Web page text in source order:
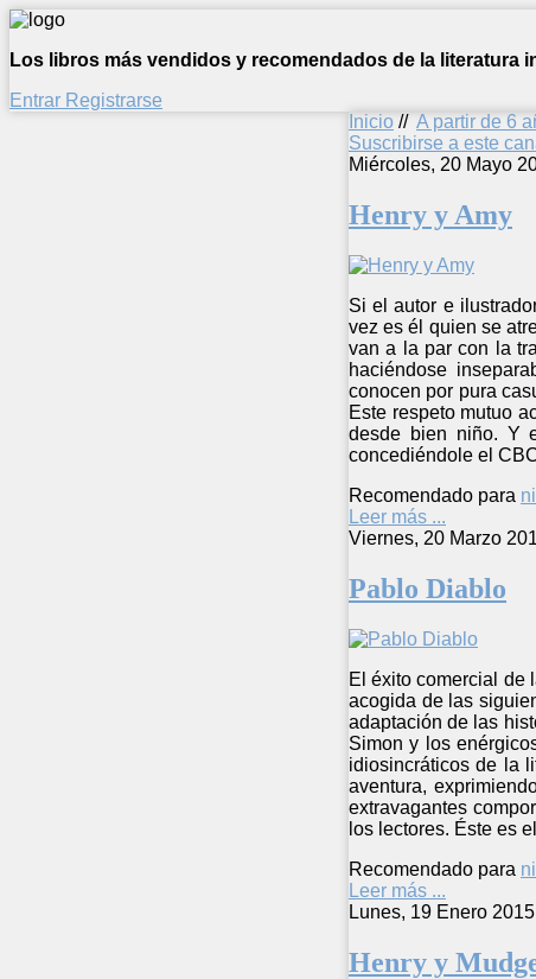
Los libros más vendidos y recomendados de la literatura
Entrar Registrarse
Inicio // A partir de 6
Suscribirse a este
Miércoles, 20 Mayo
Henry y Amy
Si el autor e
vez es él quien se
van a la par con la
haciéndose
conocen por pura
Este respeto mutuo
desde bien niño. Y
concediéndole el
Recomendado para
Leer más ...
Viernes, 20 Marzo
Pablo Diablo
El éxito comercial de
acogida de las
adaptación de las
Simon y los
idiosincráticos de la
aventura,
extravagantes
los lectores. Éste es
Recomendado para
Leer más ...
Lunes, 19 Enero
Henry y